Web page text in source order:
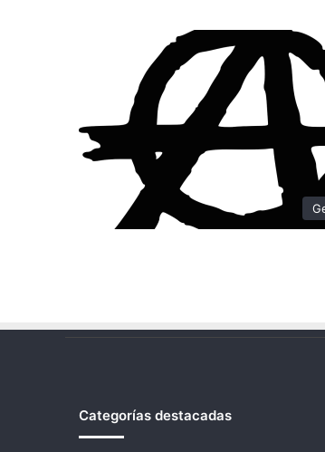
Categorías destacadas